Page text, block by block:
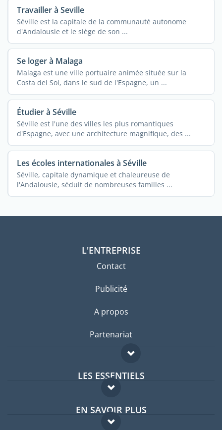
Travailler à Seville
Séville est la capitale de la communauté autonome
d'Andalousie et le siège de son ...
Se loger à Malaga
Malaga est une ville portuaire animée située sur la
Costa del Sol, dans le sud de l'Espagne, un ...
Étudier à Séville
Séville est l'une des villes les plus romantiques
d'Espagne, avec une architecture magnifique, des ...
Les écoles internationales à Séville
Séville, capitale dynamique et chaleureuse de
l'Andalousie, séduit de nombreuses familles ...
L'ENTREPRISE
Contact
Publicité
A propos
Partenariat
LES ESSENTIELS
Forum expatriés
Guides pays
EN SAVOIR PLUS
FAQ